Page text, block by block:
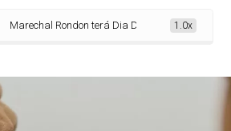
Marechal Rondon terá Dia D de vacinação contra
1.0x